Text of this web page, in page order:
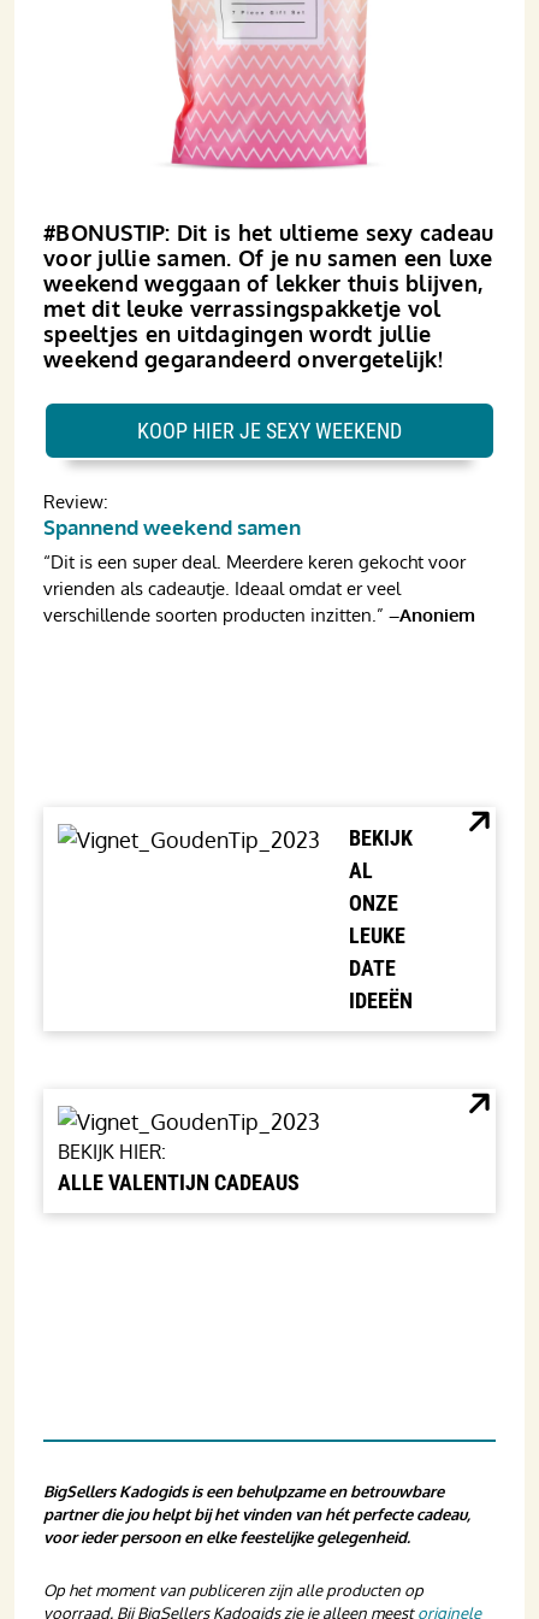
#BONUSTIP: Dit is het ultieme sexy cadeau
voor jullie samen. Of je nu samen een luxe
weekend weggaan of lekker thuis blijven,
met dit leuke verrassingspakketje vol
speeltjes en uitdagingen wordt jullie
weekend gegarandeerd onvergetelijk!
Review:
Spannend weekend samen
“Dit is een super deal. Meerdere keren gekocht voor
vrienden als cadeautje. Ideaal omdat er veel
verschillende soorten producten inzitten.” –Anoniem
KOOP HIER JE SEXY WEEKEND
BEKIJK
AL
ONZE
LEUKE
DATE
IDEEËN
BEKIJK HIER:
ALLE VALENTIJN CADEAUS
BigSellers Kadogids is een behulpzame en betrouwbare
partner die jou helpt bij het vinden van hét perfecte cadeau,
voor ieder persoon en elke feestelijke gelegenheid.
Op het moment van publiceren zijn alle producten op
voorraad. Bij BigSellers Kadogids zie je alleen meestoriginele